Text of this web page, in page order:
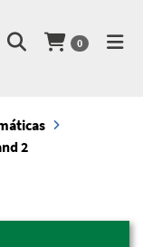
0
2